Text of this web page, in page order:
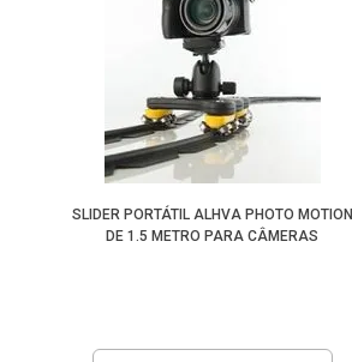
SLIDER PORTÁTIL ALHVA PHOTO MOTION
DE 1.5 METRO PARA CÂMERAS